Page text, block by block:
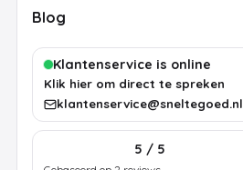
Blog
Klantenservice is online
Klik hier om direct te spreken
klantenservice@sneltegoed.nl
5 / 5